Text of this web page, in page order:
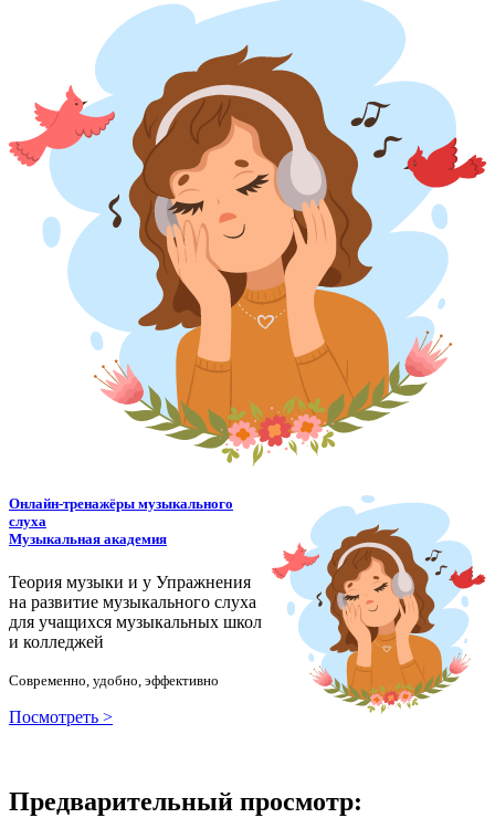
Онлайн-тренажёры музыкального
слуха
Музыкальная академия
Теория музыки и у Упражнения
на развитие музыкального слуха
для учащихся музыкальных школ
и колледжей
Современно, удобно, эффективно
Посмотреть >
Предварительный просмотр: